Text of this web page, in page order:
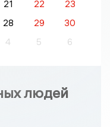
21 22
23
28 29
30
4 5 6
людей